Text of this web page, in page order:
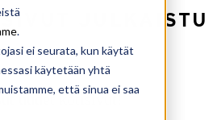
.
ei seurata, kun käytät
käytetään yhtä
että sinua ei saa
JULKAISTU
uudet kotisivut!